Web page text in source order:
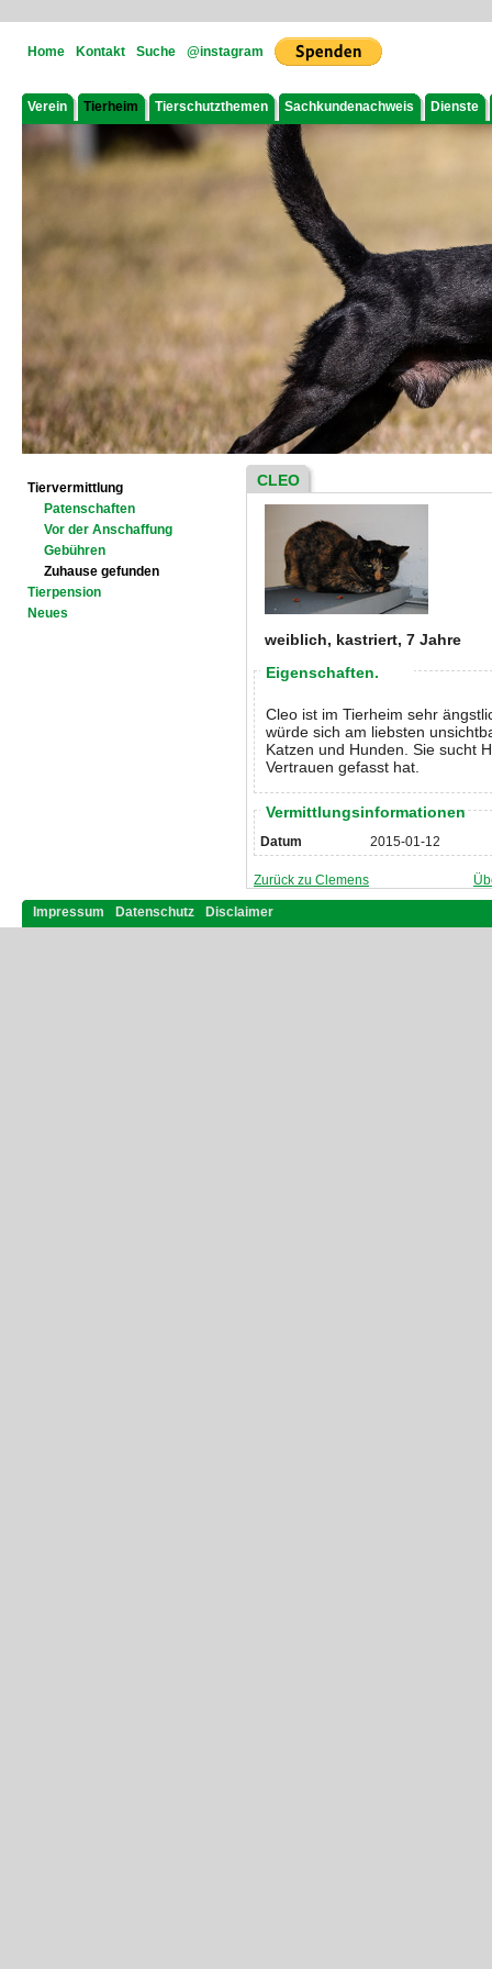
Home Kontakt Suche @instagram
Verein Tierheim Tierschutzthemen Sachkundenachweis Dienste
Tiervermittlung
Patenschaften
Vor der Anschaffung
Gebühren
Zuhause gefunden
Tierpension
Neues
CLEO
weiblich, kastriert, 7 Jahre
Eigenschaften.
Cleo ist im Tierheim sehr
würde sich am liebsten
Katzen und Hunden. Sie sucht
Vertrauen gefasst hat.
Vermittlungsinformationen
Datum 2015-01-12
Zurück zu Clemens
Impressum Datenschutz Disclaimer